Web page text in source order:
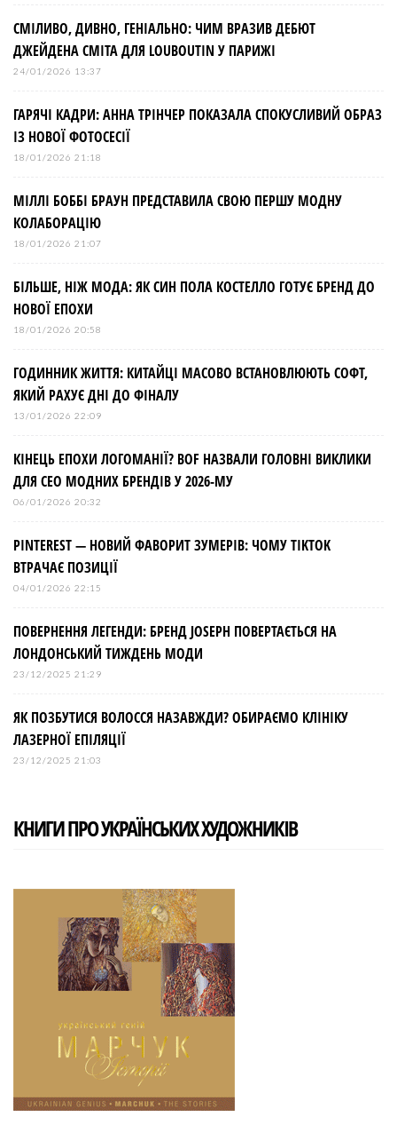
СМІЛИВО, ДИВНО, ГЕНІАЛЬНО: ЧИМ ВРАЗИВ ДЕБЮТ
ДЖЕЙДЕНА СМІТА ДЛЯ LOUBOUTIN У ПАРИЖІ
24/01/2026 13:37
ГАРЯЧІ КАДРИ: АННА ТРІНЧЕР ПОКАЗАЛА СПОКУСЛИВИЙ ОБРАЗ
ІЗ НОВОЇ ФОТОСЕСІЇ
18/01/2026 21:18
МІЛЛІ БОББІ БРАУН ПРЕДСТАВИЛА СВОЮ ПЕРШУ МОДНУ
КОЛАБОРАЦІЮ
18/01/2026 21:07
БІЛЬШЕ, НІЖ МОДА: ЯК СИН ПОЛА КОСТЕЛЛО ГОТУЄ БРЕНД ДО
НОВОЇ ЕПОХИ
18/01/2026 20:58
ГОДИННИК ЖИТТЯ: КИТАЙЦІ МАСОВО ВСТАНОВЛЮЮТЬ СОФТ,
ЯКИЙ РАХУЄ ДНІ ДО ФІНАЛУ
13/01/2026 22:09
КІНЕЦЬ ЕПОХИ ЛОГОМАНІЇ? BOF НАЗВАЛИ ГОЛОВНІ ВИКЛИКИ
ДЛЯ СЕО МОДНИХ БРЕНДІВ У 2026-МУ
06/01/2026 20:32
PINTEREST — НОВИЙ ФАВОРИТ ЗУМЕРІВ: ЧОМУ TIKTOK
ВТРАЧАЄ ПОЗИЦІЇ
04/01/2026 22:15
ПОВЕРНЕННЯ ЛЕГЕНДИ: БРЕНД JOSEPH ПОВЕРТАЄТЬСЯ НА
ЛОНДОНСЬКИЙ ТИЖДЕНЬ МОДИ
23/12/2025 21:29
ЯК ПОЗБУТИСЯ ВОЛОССЯ НАЗАВЖДИ? ОБИРАЄМО КЛІНІКУ
ЛАЗЕРНОЇ ЕПІЛЯЦІЇ
23/12/2025 21:03
КНИГИ ПРО УКРАЇНСЬКИХ ХУДОЖНИКІВ